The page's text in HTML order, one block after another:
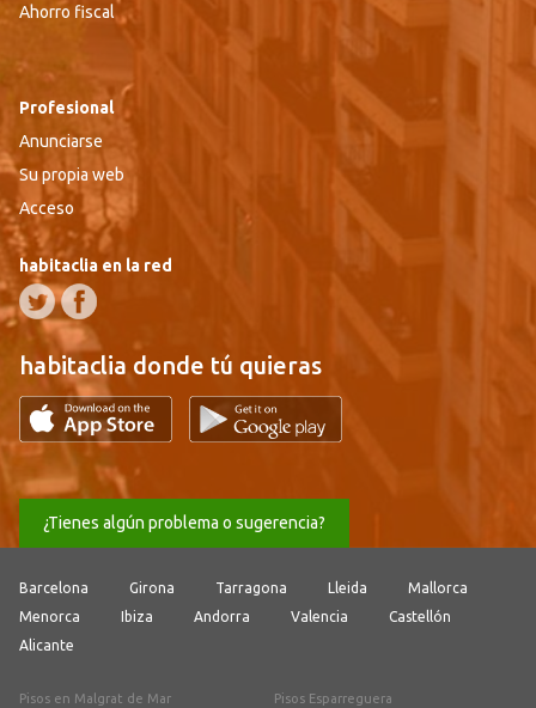
Ahorro fiscal
Profesional
Anunciarse
Su propia web
Acceso
habitaclia en la red
habitaclia donde tú quieras
¿Tienes algún problema o sugerencia?
Barcelona Girona Tarragona Lleida
Mallorca
Menorca
Ibiza Andorra Valencia
Castellón
Alicante
Pisos en Malgrat de Mar
Pisos Esparreguera